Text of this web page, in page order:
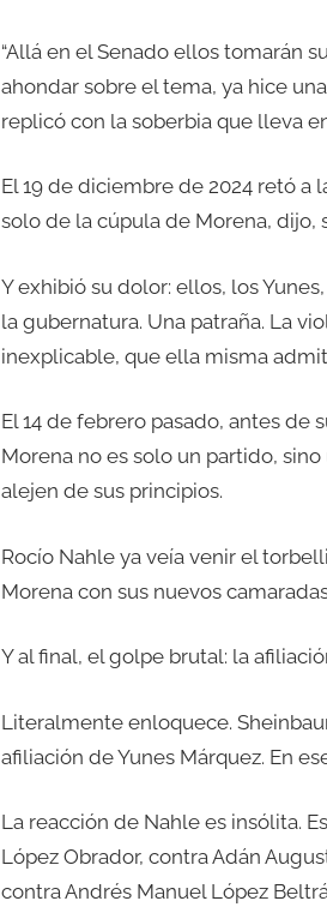
“Allá en el Senado ellos tomarán
ahondar sobre el tema, ya hice
replicó con la soberbia que lleva
El 19 de diciembre de 2024 retó a
solo de la cúpula de Morena, dijo,
Y exhibió su dolor: ellos, los
la gubernatura. Una patraña. La
inexplicable, que ella misma
El 14 de febrero pasado, antes de
Morena no es solo un partido,
alejen de sus principios.
Rocío Nahle ya veía venir el
Morena con sus nuevos
Y al final, el golpe brutal: la
Literalmente enloquece.
afiliación de Yunes Márquez. En
La reacción de Nahle es insólita.
López Obrador, contra Adán
contra Andrés Manuel López